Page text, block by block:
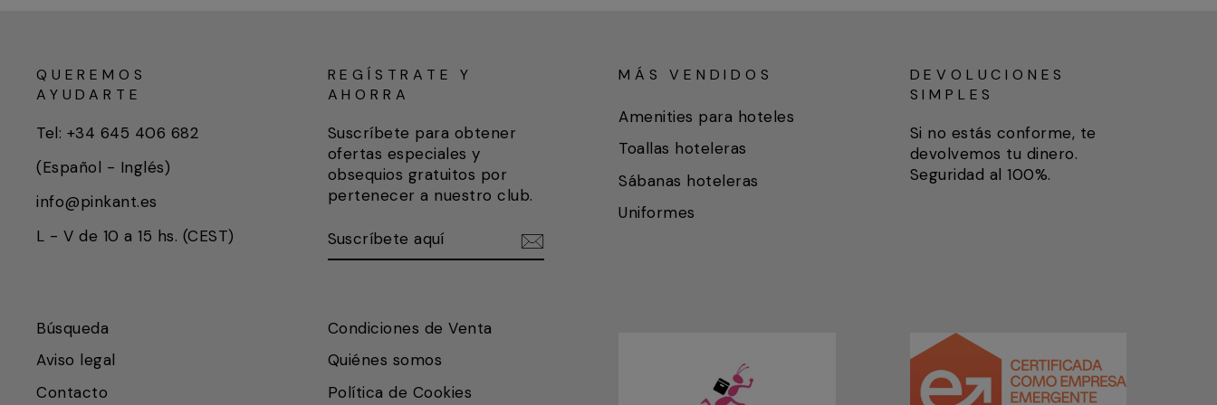
QUEREMOS
AYUDARTE
Tel: +34 645 406 682
(Español - Inglés)
info@pinkant.es
L - V de 10 a 15 hs. (CEST)
REGÍSTRATE Y
AHORRA
Suscríbete para obtener
ofertas especiales y
obsequios gratuitos por
pertenecer a nuestro club.
AQUÍ
MÁS VENDIDOS
Amenities para hoteles
Toallas hoteleras
Sábanas hoteleras
Uniformes
DEVOLUCIONES
SIMPLES
Si no estás conforme, te
devolvemos tu dinero.
Seguridad al 100%.
Búsqueda
Aviso legal
Contacto
Condiciones de Venta
Quiénes somos
Política de Cookies